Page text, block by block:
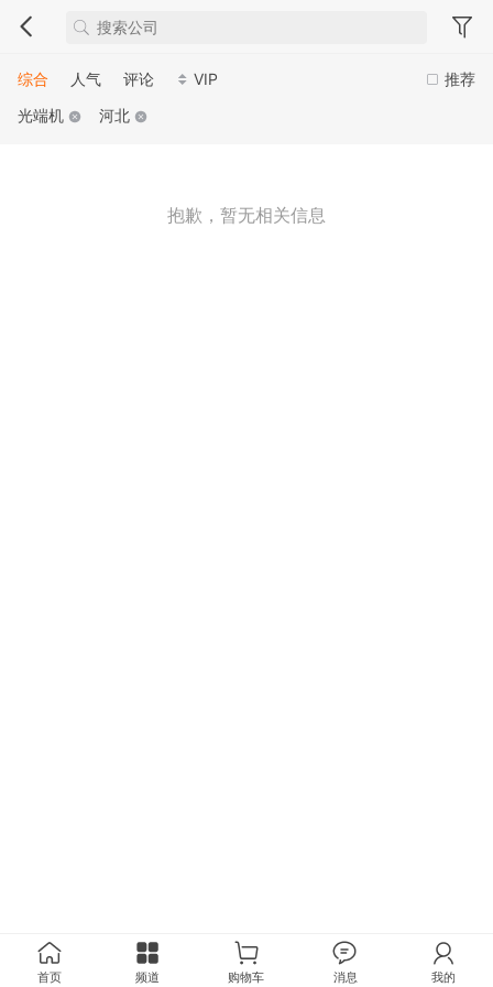
推荐
综合 人气 评论
VIP
光端机
河北
抱歉，暂无相关信息
首页 频道 购物车 消息 我的